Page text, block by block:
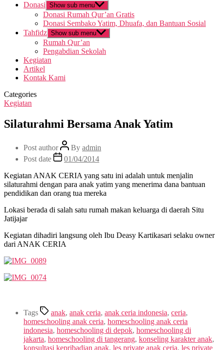
Donasi Show sub menu
Donasi Rumah Qur’an Gratis
Donasi Sembako Yatim, Dhuafa, dan Bantuan Sosial
Tahfidz Show sub menu
Rumah Qur’an
Pengabdian Sekolah
Kegiatan
Artikel
Kontak Kami
Categories
Kegiatan
Silaturahmi Bersama Anak Yatim
Post author By admin
Post date
01/04/2014
Kegiatan ANAK CERIA yang satu ini adalah untuk menjalin
silaturahmi dengan para anak yatim yang menerima dana bantuan
pendidikan dan orang tua mereka
Lokasi berada di salah satu rumah makan keluarga di daerah Situ
Jatijajar
Kegiatan dihadiri langsung oleh Ibu Deasy Kartikasari selaku owner
dari ANAK CERIA
Tags anak, anak ceria, anak ceria indonesia, ceria,
homeschooling anak ceria, homeschooling anak ceria
indonesia, homeschooling di depok, homeschooling di
jakarta, homeschooling di tangerang, konseling karakter anak,
konsultasi kepribadian anak, les private anak ceria, les private